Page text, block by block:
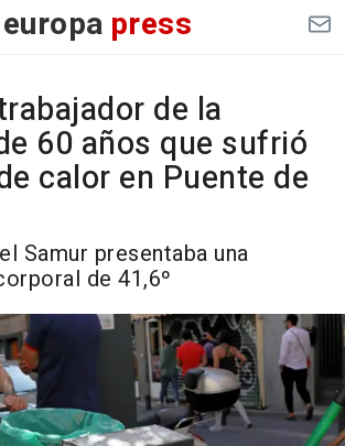
europa press
de la
60 años que sufrió
calor en Puente de
Samur presentaba una
de 41,6º